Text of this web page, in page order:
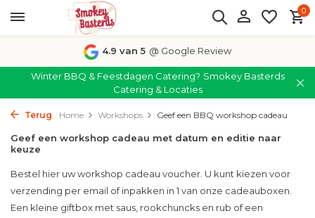
0
4.9 van 5 @ Google Review
Winter BBQ & Feestdagen Catering? Smokey Basterds
Catering & Locaties
Terug Home Workshops Geef een BBQ workshop cadeau
Geef een workshop cadeau met datum en editie naar
keuze
Bestel hier uw workshop cadeau voucher. U kunt kiezen voor
verzending per email of inpakken in 1 van onze cadeauboxen.
Een kleine giftbox met saus, rookchuncks en rub of een